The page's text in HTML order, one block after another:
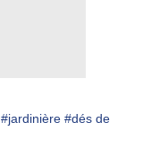
#jardinière #dés de